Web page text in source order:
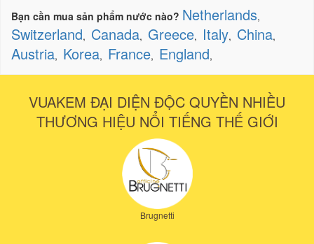
Bạn cần mua sản phẩm nước nào? Netherlands,
Switzerland, Canada, Greece, Italy, China,
Austria, Korea, France, England,
VUAKEM ĐẠI DIỆN ĐỘC QUYỀN NHIỀU
THƯƠNG HIỆU NỔI TIẾNG THẾ GIỚI
Brugnetti